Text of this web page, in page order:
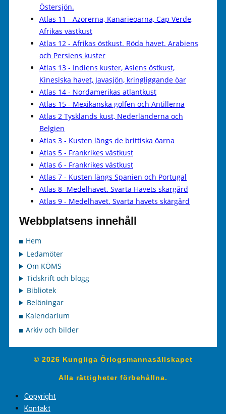
Östersjön.
Atlas 11 - Azorerna, Kanarieöarna, Cap Verde,
Afrikas västkust
Atlas 12 - Afrikas östkust. Röda havet. Arabiens
och Persiens kuster
Atlas 13 - Indiens kuster, Asiens östkust,
Kinesiska havet, Javasjön, kringliggande öar
Atlas 14 - Nordamerikas atlantkust
Atlas 15 - Mexikanska golfen och Antillerna
Atlas 2 Tysklands kust, Nederländerna och
Belgien
Atlas 3 - Kusten längs de brittiska öarna
Atlas 5 - Frankrikes västkust
Atlas 6 - Frankrikes västkust
Atlas 7 - Kusten längs Spanien och Portugal
Atlas 8 -Medelhavet. Svarta Havets skärgård
Atlas 9 - Medelhavet. Svarta havets skärgård
Webbplatsens innehåll
Hem
Ledamöter
Om KÖMS
Tidskrift och blogg
Bibliotek
Belöningar
Kalendarium
Arkiv och bilder
© 2026 Kungliga Örlogsmannasällskapet
Alla rättigheter förbehållna.
Copyright
Kontakt